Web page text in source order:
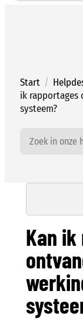
Start /
ik rapportages
systeem?
Kan